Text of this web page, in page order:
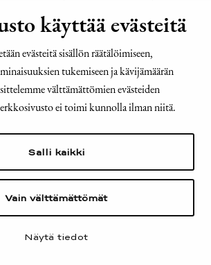
käyttää evästeitä
evästeitä sisällön räätälöimiseen,
tukemiseen ja kävijämäärän
välttämättömien evästeiden
ei toimi kunnolla ilman niitä.
Salli kaikki
Vain välttämättömät
Näytä tiedot
esittely 4.7.2022
8295530021 Eduskunnan vastaus hallituksen
unionin elpymis- ja
hallinnoinnista, valvonnasta ja tarkastuksesta